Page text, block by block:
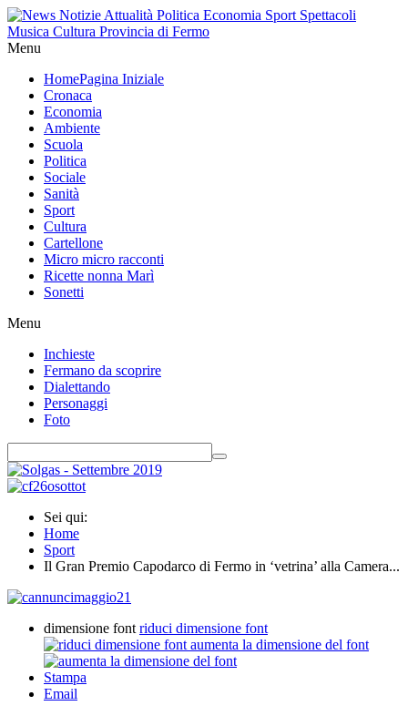
Menu
HomePagina Iniziale
Cronaca
Economia
Ambiente
Scuola
Politica
Sociale
Sanità
Sport
Cultura
Cartellone
Micro micro racconti
Ricette nonna Marì
Sonetti
Menu
Inchieste
Fermano da scoprire
Dialettando
Personaggi
Foto
Sei qui:
Home
Sport
Il Gran Premio Capodarco di Fermo in ‘vetrina’ alla Camera...
dimensione font riduci dimensione font
aumenta la dimensione del font
Stampa
Email